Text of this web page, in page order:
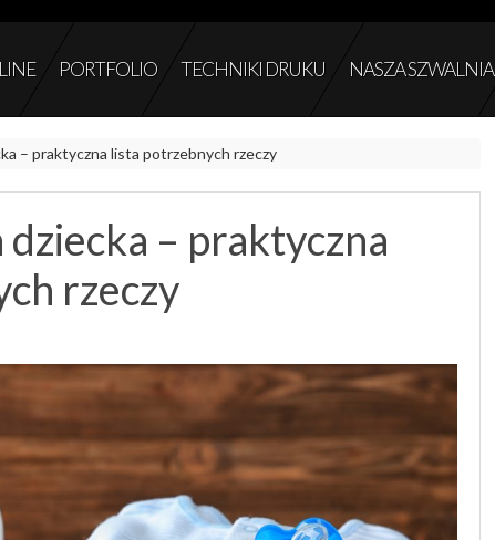
PORTFOLIO TECHNIKI DRUKU NASZA SZWALNIA
– praktyczna lista potrzebnych rzeczy
– praktyczna
rzeczy